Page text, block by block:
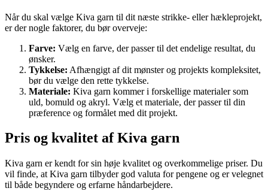
Når du skal vælge Kiva garn til dit næste strikke- eller hækleprojekt,
er der nogle faktorer, du bør overveje:
Farve: Vælg en farve, der passer til det endelige resultat, du
ønsker.
Tykkelse: Afhængigt af dit mønster og projekts kompleksitet,
bør du vælge den rette tykkelse.
Materiale: Kiva garn kommer i forskellige materialer som
uld, bomuld og akryl. Vælg et materiale, der passer til din
præference og formålet med dit projekt.
Pris og kvalitet af Kiva garn
Kiva garn er kendt for sin høje kvalitet og overkommelige priser. Du
vil finde, at Kiva garn tilbyder god valuta for pengene og er velegnet
til både begyndere og erfarne håndarbejdere.